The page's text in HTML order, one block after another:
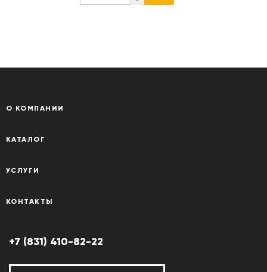
О КОМПАНИИ
КАТАЛОГ
УСЛУГИ
КОНТАКТЫ
+7 (831) 410-82-22